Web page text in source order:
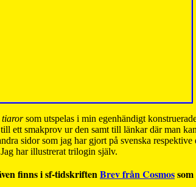
tiarorsom utspelas i min egenhändigt
ett smakprov ur den samt till länkar där man
sidor som jag har gjort på svenska respektive
Jag har illustrerat trilogin själv.
finns i sf-tidskriftenBrev från Cosmos